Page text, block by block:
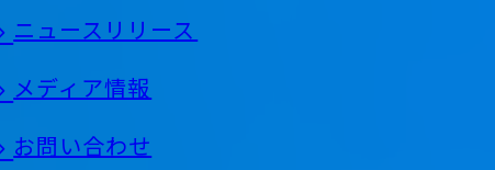
ニュースリリース
メディア情報
お問い合わせ